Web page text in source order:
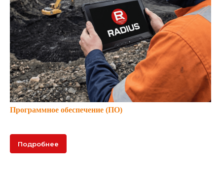
Программное обеспечение (ПО)
Подробнее